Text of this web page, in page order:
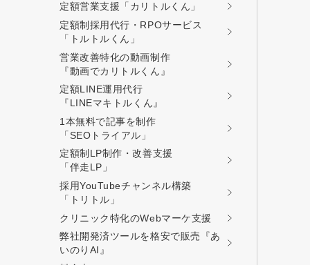
定額営業支援 「カリトルくん」
定額制採用代行・RPOサービス
「トルトルくん」
営業改善特化の動画制作
『動画でカリトルくん』
定額LINE運用代行
『LINEマキトルくん』
1本無料で記事を制作
「SEOトライアル」
定額制LP制作・改善支援
「伴走LP」
採用YouTubeチャンネル構築
「トリトル」
クリニック特化のWebマーケ支援
弊社開発済ツールを格安で販売『あ
いのりAI』